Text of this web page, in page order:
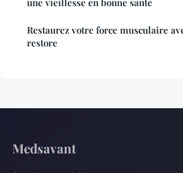
une vieillesse en bonne santé
Restaurez votre force musculaire
restore
Medsavant